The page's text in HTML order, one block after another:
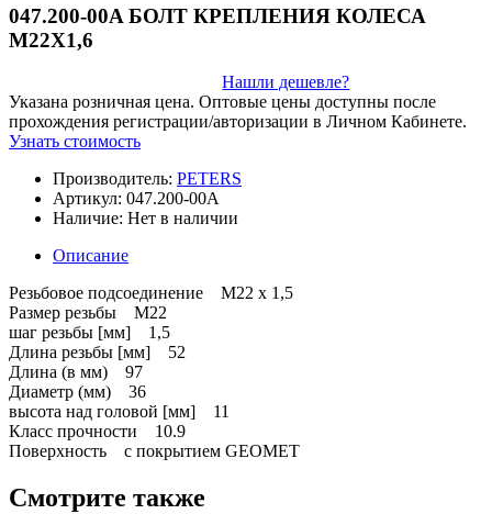
047.200-00A БОЛТ КРЕПЛЕНИЯ КОЛЕСА
М22Х1,6
Нашли дешевле?
Указана розничная цена. Оптовые цены доступны после
прохождения регистрации/авторизации в Личном Кабинете.
Узнать стоимость
Производитель: PETERS
Артикул: 047.200-00A
Наличие: Нет в наличии
Описание
Резьбовое подсоединение M22 x 1,5
Размер резьбы M22
шаг резьбы [мм] 1,5
Длина резьбы [мм] 52
Длина (в мм) 97
Диаметр (мм) 36
высота над головой [мм] 11
Класс прочности 10.9
Поверхность с покрытием GEOMET
Смотрите также